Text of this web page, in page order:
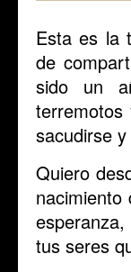
Esta es la
de
sido un
sacudirse
Quiero
tus seres